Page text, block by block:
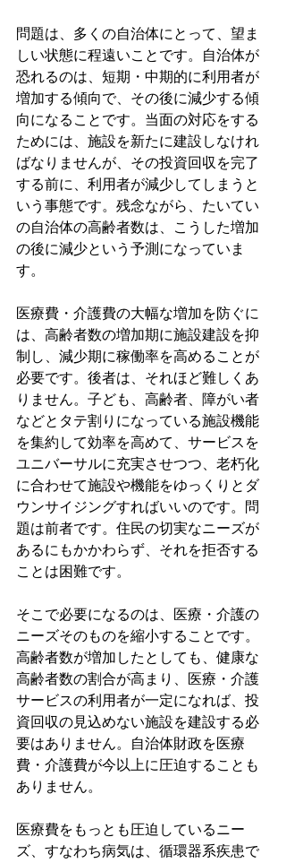
問題は、多くの自治体にとって、望ま
しい状態に程遠いことです。自治体が
恐れるのは、短期・中期的に利用者が
増加する傾向で、その後に減少する傾
向になることです。当面の対応をする
ためには、施設を新たに建設しなけれ
ばなりませんが、その投資回収を完了
する前に、利用者が減少してしまうと
いう事態です。残念ながら、たいてい
の自治体の高齢者数は、こうした増加
の後に減少という予測になっていま
す。
医療費・介護費の大幅な増加を防ぐに
は、高齢者数の増加期に施設建設を抑
制し、減少期に稼働率を高めることが
必要です。後者は、それほど難しくあ
りません。子ども、高齢者、障がい者
などとタテ割りになっている施設機能
を集約して効率を高めて、サービスを
ユニバーサルに充実させつつ、老朽化
に合わせて施設や機能をゆっくりとダ
ウンサイジングすればいいのです。問
題は前者です。住民の切実なニーズが
あるにもかかわらず、それを拒否する
ことは困難です。
そこで必要になるのは、医療・介護の
ニーズそのものを縮小することです。
高齢者数が増加したとしても、健康な
高齢者数の割合が高まり、医療・介護
サービスの利用者が一定になれば、投
資回収の見込めない施設を建設する必
要はありません。自治体財政を医療
費・介護費が今以上に圧迫することも
ありません。
医療費をもっとも圧迫しているニー
ズ、すなわち病気は、循環器系疾患で